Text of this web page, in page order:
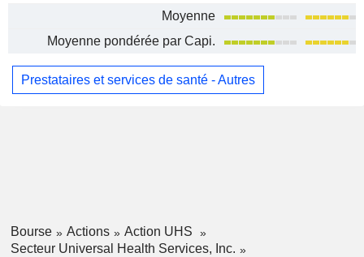
Moyenne
Moyenne pondérée par Capi.
Prestataires et services de santé - Autres
Bourse Actions
Action UHS
Secteur Universal Health Services, Inc.